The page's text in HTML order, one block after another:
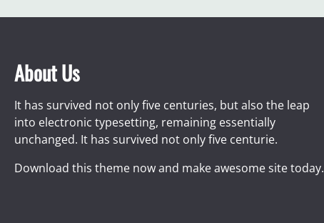
About Us
It has survived not only five centuries, but also the leap
into electronic typesetting, remaining essentially
unchanged. It has survived not only five centurie.
Download this theme now and make awesome site today.